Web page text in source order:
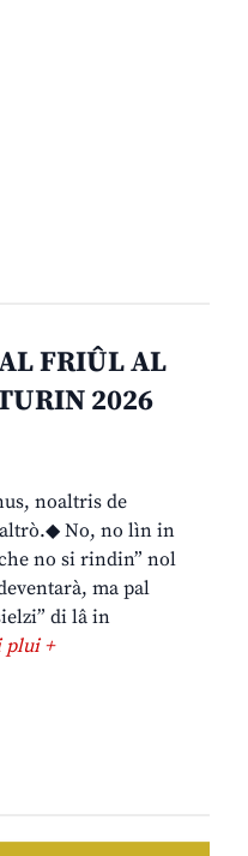
FRIÛL AL
2026
noaltris de
No, no lìn in
no si rindin” nol
ma pal
di lâ in
plui +